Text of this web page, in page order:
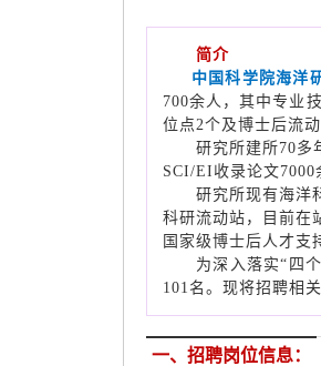
简介
中国科学院海洋
700余人，其中专业
位点2个及博士后流
研究所建所70多年
SCI/EI收录论文7000
研究所现有海洋科
科研流动站，目前在
国家级博士后人才支
为深入落实“四个
101名。现将招聘相
一、招聘岗位信息：